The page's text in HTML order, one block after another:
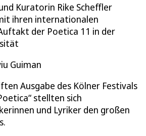
Kuratorin Rike Scheffler
ihren internationalen
der Poetica 11 in der
Guiman
Ausgabe des Kölner Festivals
stellten sich
und Lyriker den großen